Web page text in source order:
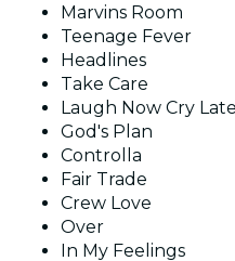
Marvins Room
Teenage Fever
Headlines
Take Care
Laugh Now Cry
God's Plan
Controlla
Fair Trade
Crew Love
Over
In My Feelings